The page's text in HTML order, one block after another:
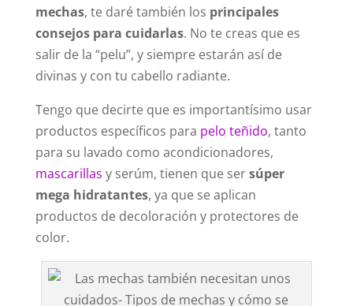
mechas, te daré también los principales
consejos para cuidarlas. No te creas que es
salir de la “pelu”, y siempre estarán así de
divinas y con tu cabello radiante.
Tengo que decirte que es importantísimo usar
productos específicos para pelo teñido, tanto
para su lavado como acondicionadores,
mascarillas y serúm, tienen que sersúper
mega hidratantes, ya que se aplican
productos de decoloración y protectores de
color.